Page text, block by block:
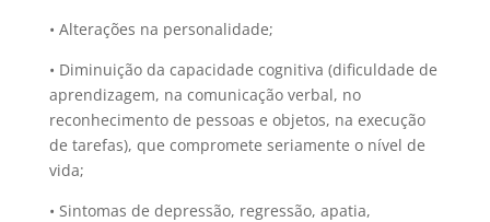
• Alterações na personalidade;
• Diminuição da capacidade cognitiva (dificuldade de
aprendizagem, na comunicação verbal, no
reconhecimento de pessoas e objetos, na execução
de tarefas), que compromete seriamente o nível de
vida;
• Sintomas de depressão, regressão, apatia,